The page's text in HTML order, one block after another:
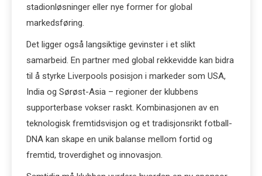
stadionløsninger eller nye former for global
markedsføring.
Det ligger også langsiktige gevinster i et slikt
samarbeid. En partner med global rekkevidde kan bidra
til å styrke Liverpools posisjon i markeder som USA,
India og Sørøst-Asia – regioner der klubbens
supporterbase vokser raskt. Kombinasjonen av en
teknologisk fremtidsvisjon og et tradisjonsrikt fotball-
DNA kan skape en unik balanse mellom fortid og
fremtid, troverdighet og innovasjon.